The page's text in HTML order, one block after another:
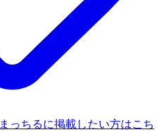
まっちるに掲載したい方はこち